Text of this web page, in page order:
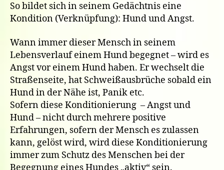
So bildet sich in seinem Gedächtnis eine
Kondition (Verknüpfung): Hund und Angst.
Wann immer dieser Mensch in seinem
Lebensverlauf einem Hund begegnet – wird es
Angst vor einem Hund haben. Er wechselt die
Straßenseite, hat Schweißausbrüche sobald ein
Hund in der Nähe ist, Panik etc.
Sofern diese Konditionierung – Angst und
Hund – nicht durch mehrere positive
Erfahrungen, sofern der Mensch es zulassen
kann, gelöst wird, wird diese Konditionierung
immer zum Schutz des Menschen bei der